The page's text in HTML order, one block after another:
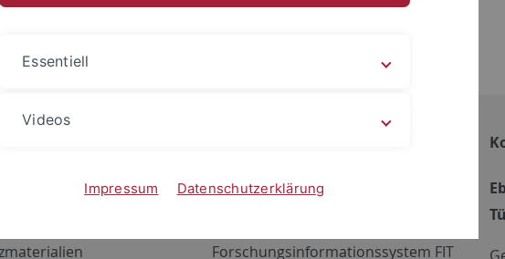
Netzwerk
ALMA
Forschungsinformationssystem FIT
Essentiell
Videos
Impressum Datenschutzerklärung